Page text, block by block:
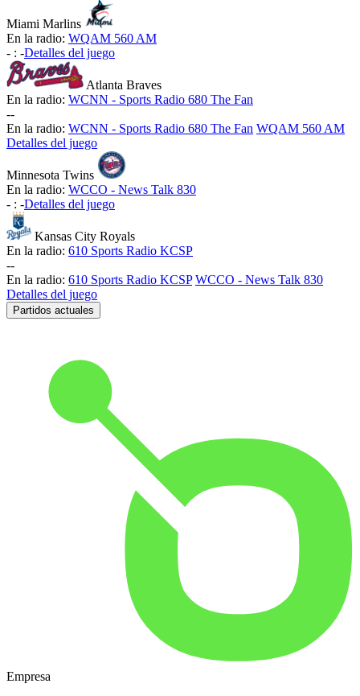
Miami Marlins
En la radio: WQAM 560 AM
- : -Detalles del juego
Atlanta Braves
En la radio: WCNN - Sports Radio 680 The Fan
--
En la radio: WCNN - Sports Radio 680 The Fan WQAM 560 AM
Detalles del juego
Minnesota Twins
En la radio: WCCO - News Talk 830
- : -Detalles del juego
Kansas City Royals
En la radio: 610 Sports Radio KCSP
--
En la radio: 610 Sports Radio KCSP WCCO - News Talk 830
Detalles del juego
Partidos actuales
Empresa